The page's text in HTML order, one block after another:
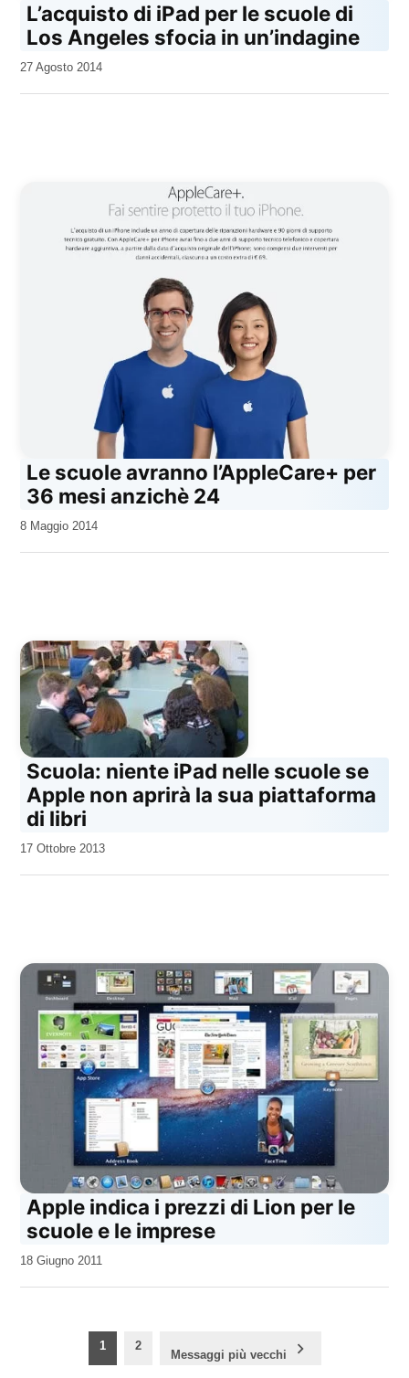
L’acquisto di iPad per le scuole di
Los Angeles sfocia in un’indagine
da
27 Agosto 2014
Le scuole avranno l’AppleCare+ per
36 mesi anzichè 24
da
8 Maggio 2014
Scuola: niente iPad nelle scuole se
Apple non aprirà la sua piattaforma
di libri
da
17 Ottobre 2013
Apple indica i prezzi di Lion per le
scuole e le imprese
da
18 Giugno 2011
Paginazione
1 2
Messaggi più vecchi